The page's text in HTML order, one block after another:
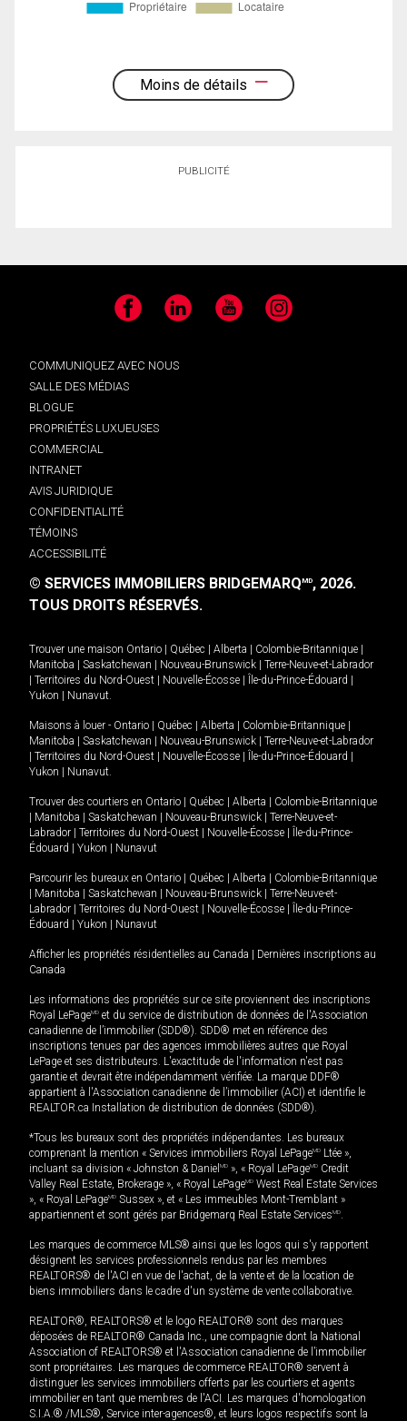
Moins de détails
PUBLICITÉ
Facebook LinkedIn YouTube Instagram
COMMUNIQUEZ AVEC NOUS
SALLE DES MÉDIAS
BLOGUE
PROPRIÉTÉS LUXUEUSES
COMMERCIAL
INTRANET
AVIS JURIDIQUE
CONFIDENTIALITÉ
TÉMOINS
ACCESSIBILITÉ
© SERVICES IMMOBILIERS BRIDGEMARQMD, 2026.
TOUS DROITS RÉSERVÉS.
Trouver une maison Ontario Québec Alberta Colombie-Britannique
Manitoba
Saskatchewan Nouveau-Brunswick
Terre-Neuve-et-Labrador
Territoires du Nord-Ouest Nouvelle-Écosse Île-du-Prince-Édouard
Yukon
Nunavut.
Maisons à louer - Ontario Québec Alberta Colombie-Britannique
Manitoba
Saskatchewan Nouveau-Brunswick
Terre-Neuve-et-Labrador
Territoires du Nord-Ouest Nouvelle-Écosse Île-du-Prince-Édouard
Yukon
Nunavut.
Trouver des courtiers en Ontario Québec Alberta
Colombie-Britannique
Manitoba Saskatchewan Nouveau-Brunswick
Terre-Neuve-et-
Labrador
Territoires du Nord-Ouest Nouvelle-Écosse
Île-du-Prince-
Édouard
Yukon Nunavut
Parcourir les bureaux en Ontario Québec Alberta
Colombie-Britannique
Manitoba Saskatchewan Nouveau-Brunswick
Terre-Neuve-et-
Labrador
Territoires du Nord-Ouest Nouvelle-Écosse
Île-du-Prince-
Édouard
Yukon Nunavut
Afficher les propriétés résidentielles au Canada
Dernières inscriptions au
Canada
Les informations des propriétés sur ce site proviennent des inscriptions
Royal LePageMD et du service de distribution de données de l'Association
canadienne de l’immobilier (SDD®). SDD® met en référence des
inscriptions tenues par des agences immobilières autres que Royal
LePage et ses distributeurs. L'exactitude de l'information n'est pas
garantie et devrait être indépendamment vérifiée. La marque DDF®
appartient à l'Association canadienne de l’immobilier (ACI) et identifie le
REALTOR.ca Installation de distribution de données (SDD®).
*Tous les bureaux sont des propriétés indépendantes. Les bureaux
comprenant la mention « Services immobiliers Royal LePageMD Ltée »,
incluant sa division « Johnston & Daniel MD », « Royal LePageMD Credit
Valley Real Estate, Brokerage », « Royal LePageMD West Real Estate Services
», « Royal LePageMD Sussex », et « Les immeubles Mont-Tremblant »
appartiennent et sont gérés par Bridgemarq Real Estate ServicesMD.
Les marques de commerce MLS® ainsi que les logos qui s'y rapportent
désignent les services professionnels rendus par les membres
REALTORS® de l'ACI en vue de l'achat, de la vente et de la location de
biens immobiliers dans le cadre d'un système de vente collaborative.
REALTOR®, REALTORS® et le logo REALTOR® sont des marques
déposées de REALTOR® Canada Inc., une compagnie dont la National
Association of REALTORS® et l'Association canadienne de l’immobilier
sont propriétaires. Les marques de commerce REALTOR® servent à
distinguer les services immobiliers offerts par les courtiers et agents
immobilier en tant que membres de l'ACI. Les marques d'homologation
S.I.A.® /MLS®, Service inter-agences®, et leurs logos respectifs sont la